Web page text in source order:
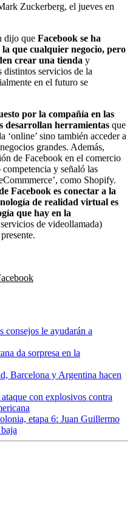
Zuckerberg, el jueves en
dijo que Facebook se ha
que cualquier negocio, pero
crear una tienda y
servicios de la
en el futuro se
por la compañía en las
desarrollan herramientas que
‘online’ sino también acceder a
grandes. Además,
de Facebook en el comercio
y señaló las
como Shopify.
Facebook es conectar a la
de realidad virtual es
que hay en la
de videollamada)
consejos le ayudarán a
da sorpresa en la
Barcelona y Argentina hacen
con explosivos contra
etapa 6: Juan Guillermo